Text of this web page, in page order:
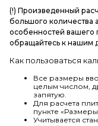
(!) Произведенный
большого количества
особенностей вашего
обращайтесь к нашим
Как пользоваться
Все размеры
целым числом,
запятую.
Для расчета
пункте
Учитывается